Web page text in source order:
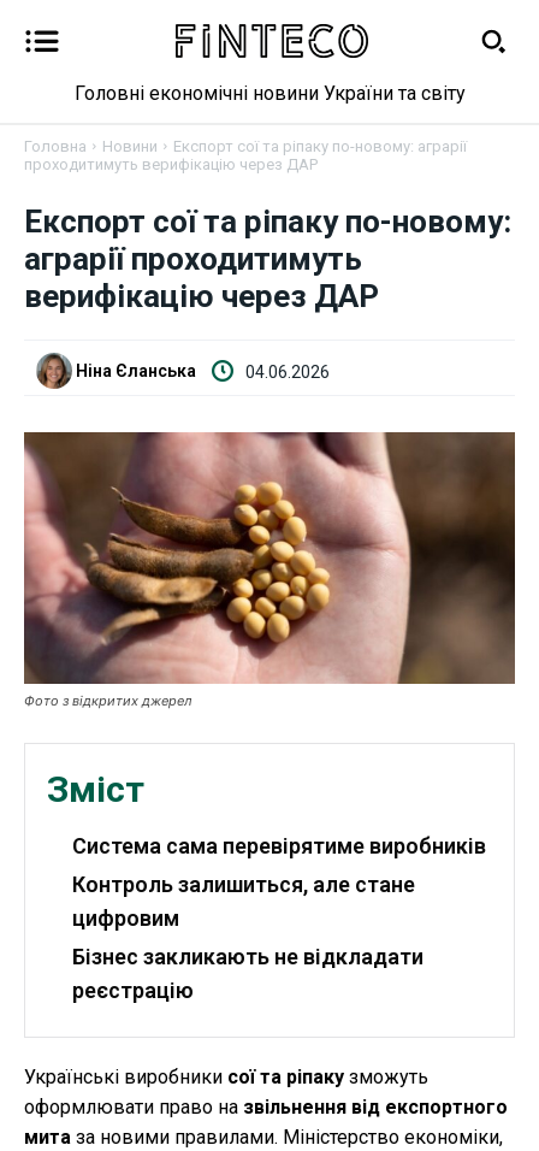
Новини
Бізнес
Фінанси
Криптовалюта
Робота і освіта
Публікації
ФОП
Головні економічні новини України та світу
Головна Новини
Експорт сої та ріпаку по-новому: аграрії
проходитимуть верифікацію через ДАР
Експорт сої та ріпаку по-новому:
аграрії проходитимуть
верифікацію через ДАР
Ніна Єланська 04.06.2026
Фото з відкритих джерел
Зміст
Система сама перевірятиме виробників
Контроль залишиться, але стане
цифровим
Бізнес закликають не відкладати
реєстрацію
Українські виробники сої та ріпаку зможуть
оформлювати право на звільнення від експортного
мита за новими правилами. Міністерство економіки,